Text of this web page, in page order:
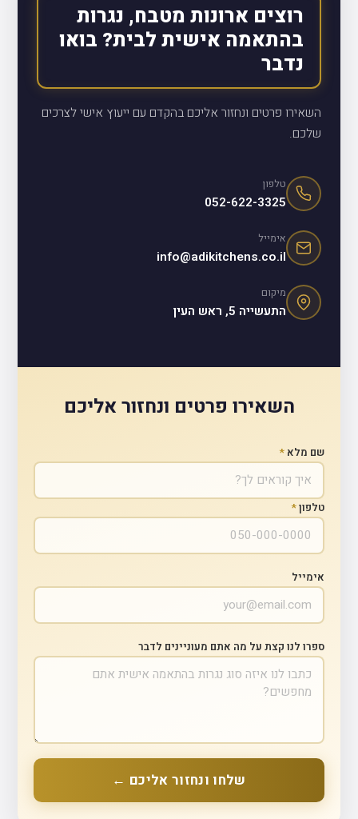
רוצים ארונות מטבח, נגרות
בהתאמה אישית לבית? בואו
נדבר
השאירו פרטים ונחזור אליכם בהקדם עם ייעוץ אישי לצרכים
שלכם.
טלפון
052-622-3325
אימייל
info@adikitchens.co.il
מיקום
התעשייה 5, ראש העין
השאירו פרטים ונחזור אליכם
שם מלא*
טלפון*
אימייל
ספרו לנו קצת על מה אתם מעוניינים לדבר
שלחו ונחזור אליכם ←